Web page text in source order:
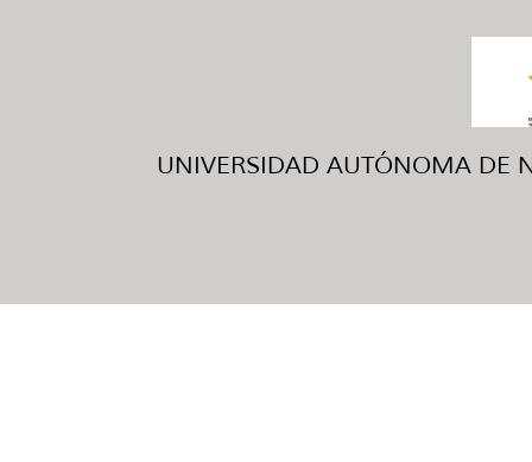
UNIVERSIDAD AUTÓNOMA DE